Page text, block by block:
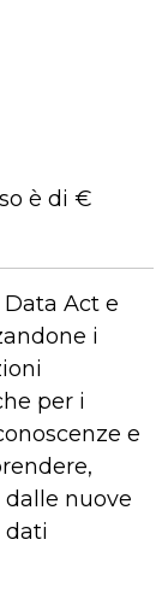
è di €
Act e
i
per i
e
nuove
dati